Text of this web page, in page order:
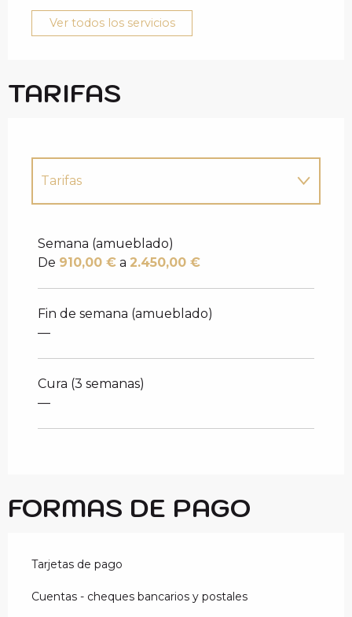
Ver todos los servicios
TARIFAS
Tarifas
Semana (amueblado)
De 910,00 € a 2.450,00 €
Fin de semana (amueblado)
—
Cura (3 semanas)
—
FORMAS DE PAGO
Tarjetas de pago
Cuentas - cheques bancarios y postales